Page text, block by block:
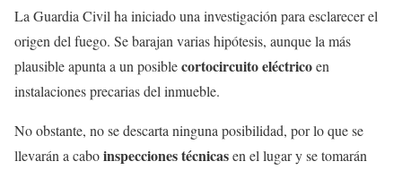
La Guardia Civil ha iniciado una investigación para esclarecer el
origen del fuego. Se barajan varias hipótesis, aunque la más
plausible apunta a un posiblecortocircuito eléctricoen
instalaciones precarias del inmueble.
No obstante, no se descarta ninguna posibilidad, por lo que se
llevarán a caboinspecciones técnicasen el lugar y se tomarán